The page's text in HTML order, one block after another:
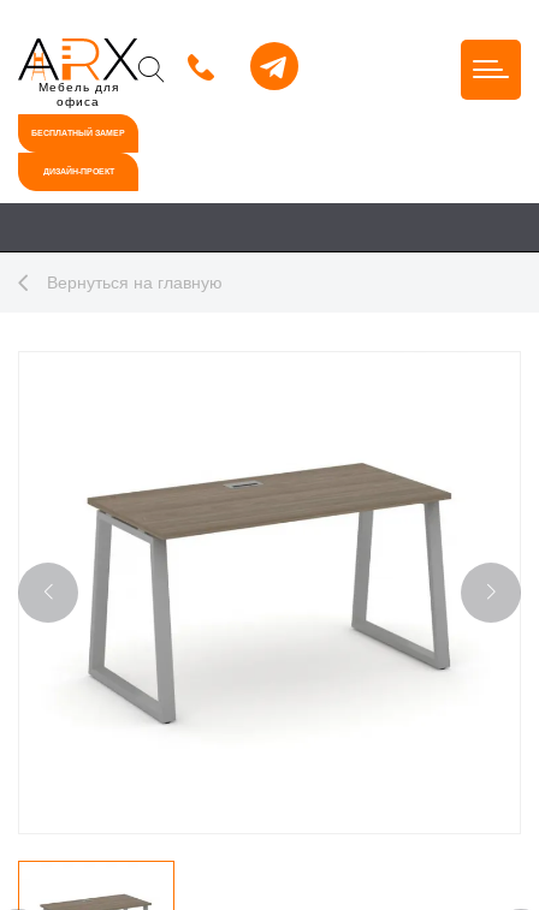
Мебель для
офиса
БЕСПЛАТНЫЙ ЗАМЕР
ДИЗАЙН-ПРОЕКТ
Вернуться на главную